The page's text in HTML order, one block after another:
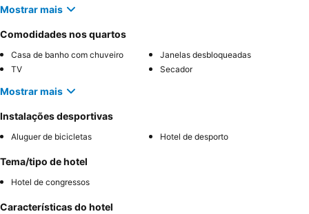
Mostrar mais
Comodidades nos quartos
Casa de banho com chuveiro
Janelas desbloqueadas
TV
Secador
Mostrar mais
Instalações desportivas
Aluguer de bicicletas Hotel de desporto
Tema/tipo de hotel
Hotel de congressos
Características do hotel